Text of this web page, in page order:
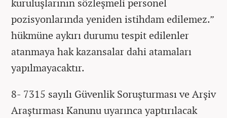
kuruluşlarının sözleşmeli personel
pozisyonlarında yeniden istihdam edilemez.”
hükmüne aykırı durumu tespit edilenler
atanmaya hak kazansalar dahi atamaları
yapılmayacaktır.
8- 7315 sayılı Güvenlik Soruşturması ve Arşiv
Araştırması Kanunu uyarınca yaptırılacak